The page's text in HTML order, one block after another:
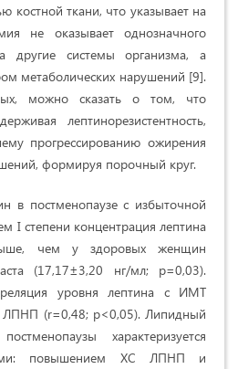
костной ткани, что указывает на
не оказывает однозначного
другие системы организма, а
метаболических нарушений [9].
можно сказать о том, что
лептинорезистентность,
прогрессированию ожирения
формируя порочный круг.
в постменопаузе с избыточной
I степени концентрация лептина
чем у здоровых женщин
(17,17±3,20 нг/мл; p=0,03).
уровня лептина с ИМТ
(r=0,48; p<0,05). Липидный
характеризуется
повышением ХС ЛПНП и